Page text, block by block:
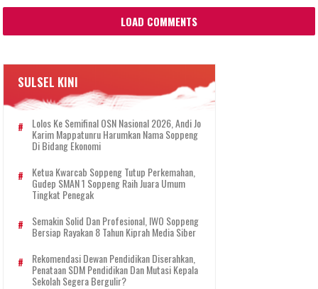
LOAD COMMENTS
SULSEL KINI
Lolos Ke Semifinal OSN Nasional 2026, Andi Jo
Karim Mappatunru Harumkan Nama Soppeng
Di Bidang Ekonomi
Ketua Kwarcab Soppeng Tutup Perkemahan,
Gudep SMAN 1 Soppeng Raih Juara Umum
Tingkat Penegak
Semakin Solid Dan Profesional, IWO Soppeng
Bersiap Rayakan 8 Tahun Kiprah Media Siber
Rekomendasi Dewan Pendidikan Diserahkan,
Penataan SDM Pendidikan Dan Mutasi Kepala
Sekolah Segera Bergulir?